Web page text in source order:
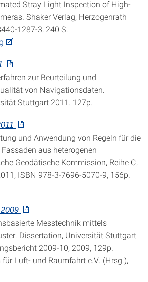
Stray Light Inspection of High-
Shaker Verlag, Herzogenrath
1287-3, 240 S.
zur Beurteilung und
von Navigationsdaten.
Stuttgart 2011. 127p.
und Anwendung von Regeln für die
aus heterogenen
Geodätische Kommission, Reihe C,
ISBN 978-3-7696-5070-9, 156p.
Messtechnik mittels
Dissertation, Universität Stuttgart
2009-10, 2009, 129p.
Luft- und Raumfahrt e.V. (Hrsg.),